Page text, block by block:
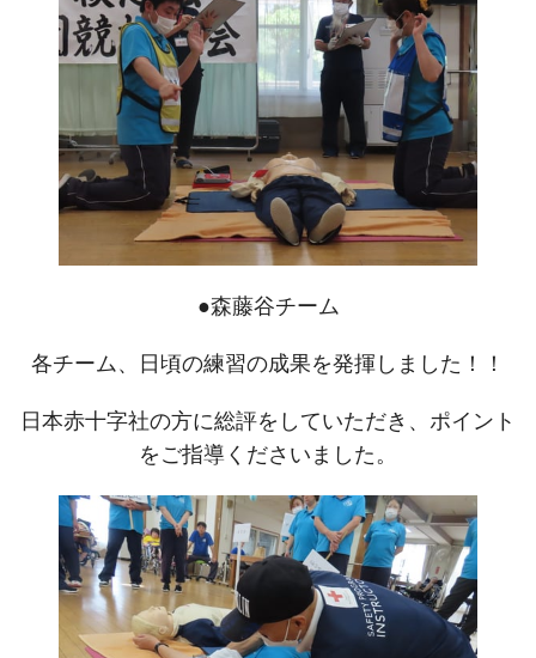
●森藤谷チーム
各チーム、日頃の練習の成果を発揮しました！！
日本赤十字社の方に総評をしていただき、ポイント
をご指導くださいました。